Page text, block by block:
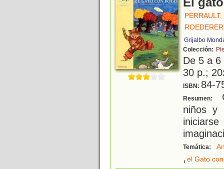
El
Grijalbo
Colección:
De 5 a
30 p.;
ISBN: 84-
Resumen:
niños y
Temática:
, el Gato